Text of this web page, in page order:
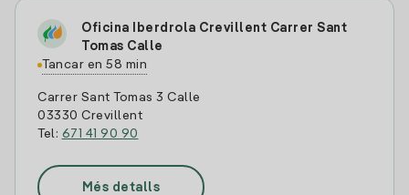
Oficina Iberdrola Crevillent Carrer Sant
Tomas Calle
Tancar en 58 min
Carrer Sant Tomas 3 Calle
03330 Crevillent
Tel: 671 41 90 90
Més detalls